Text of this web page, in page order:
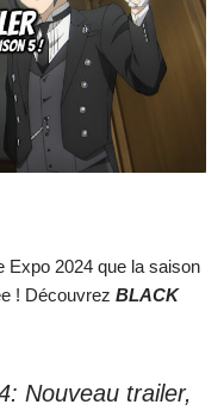
Expo 2024 que la saison
! Découvrez BLACK
Nouveau trailer,